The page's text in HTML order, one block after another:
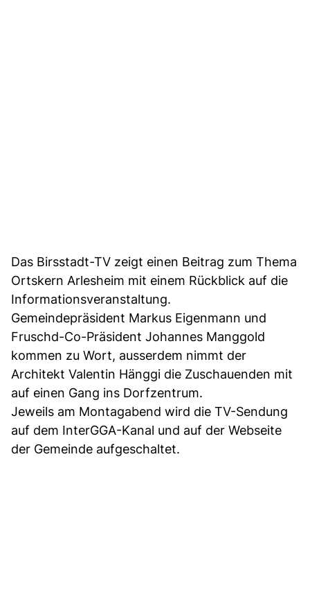
Das Birsstadt-TV zeigt einen Beitrag zum Thema
Ortskern Arlesheim mit einem Rückblick auf die
Informationsveranstaltung.
Gemeindepräsident Markus Eigenmann und
Fruschd-Co-Präsident Johannes Manggold
kommen zu Wort, ausserdem nimmt der
Architekt Valentin Hänggi die Zuschauenden mit
auf einen Gang ins Dorfzentrum.
Jeweils am Montagabend wird die TV-Sendung
auf dem InterGGA-Kanal und auf der Webseite
der Gemeinde aufgeschaltet.